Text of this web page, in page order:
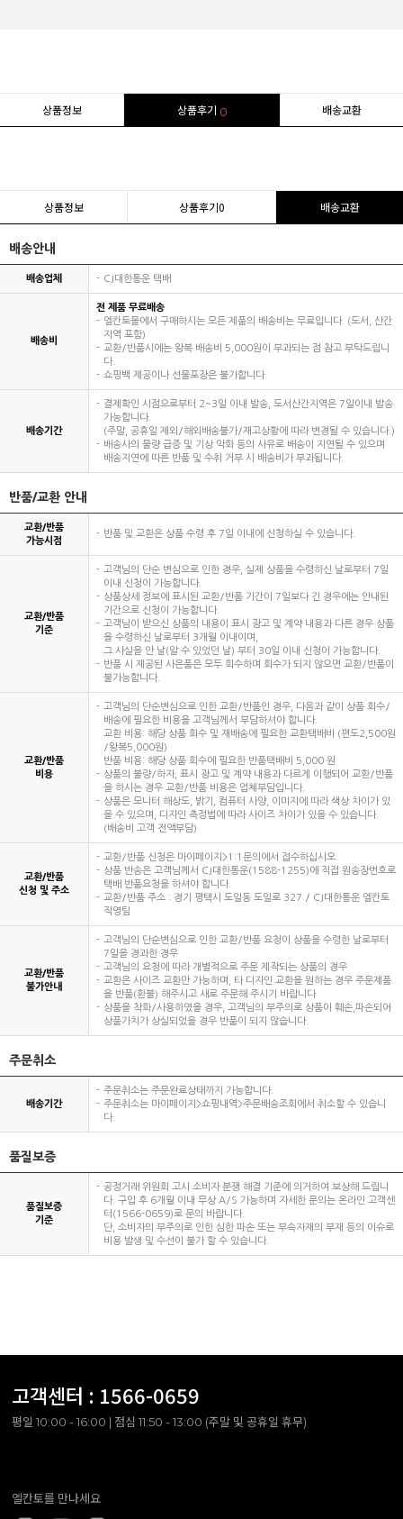
상품정보 상품후기 0 배송교환
상품정보 상품후기0 배송교환
배송안내
배송업체 CJ대한통운 택배
배송비
전 제품 무료배송
엘칸토몰에서 구매하시는 모든 제품의 배송비는 무료입니다. (도서, 산간
지역 포함)
교환/반품시에는 왕복 배송비 5,000원이 부과되는 점 참고 부탁드립니
다.
쇼핑백 제공이나 선물포장은 불가합니다.
배송기간
결제확인 시점으로부터 2~3일 이내 발송, 도서산간지역은 7일이내 발송
가능합니다.
(주말, 공휴일 제외/해외배송불가/재고상황에 따라 변경될 수 있습니다.)
배송사의 물량 급증 및 기상 악화 등의 사유로 배송이 지연될 수 있으며
배송지연에 따른 반품 및 수취 거부 시 배송비가 부과됩니다.
반품/교환 안내
교환/반품
가능시점
반품 및 교환은 상품 수령 후 7일 이내에 신청하실 수 있습니다.
교환/반품
기준
고객님의 단순 변심으로 인한 경우, 실제 상품을 수령하신 날로부터 7일
이내 신청이 가능합니다.
상품상세 정보에 표시된 교환/반품 기간이 7일보다 긴 경우에는 안내된
기간으로 신청이 가능합니다.
고객님이 받으신 상품의 내용이 표시 광고 및 계약 내용과 다른 경우 상품
을 수령하신 날로부터 3개월 이내이며,
그 사실을 안 날(알 수 있었던 날) 부터 30일 이내 신청이 가능합니다.
반품 시 제공된 사은품은 모두 회수하며 회수가 되지 않으면 교환/반품이
불가능합니다.
교환/반품
비용
고객님의 단순변심으로 인한 교환/반품인 경우, 다음과 같이 상품 회수/
배송에 필요한 비용을 고객님께서 부담하셔야 합니다.
교환 비용: 해당 상품 회수 및 재배송에 필요한 교환택배비 (편도2,500원
/왕복5,000원)
반품 비용: 해당 상품 회수에 필요한 반품택배비 5,000 원
상품의 불량/하자, 표시 광고 및 계약 내용과 다르게 이행되어 교환/반품
을 하시는 경우 교환/반품 비용은 업체부담입니다.
상품은 모니터 해상도, 밝기, 컴퓨터 사양, 이미지에 따라 색상 차이가 있
을 수 있으며, 디자인 측정법에 따라 사이즈 차이가 있을 수 있습니다.
(배송비 고객 전액부담)
교환/반품
신청 및 주소
교환/반품 신청은 마이페이지>1:1문의에서 접수하십시오.
상품 반송은 고객님께서 CJ대한통운(1588-1255)에 직접 원송장번호로
택배 반품요청을 하셔야 합니다.
교환/반품 주소 : 경기 평택시 도일동 도일로 327 / CJ대한통운 엘칸토
직영팀
교환/반품
불가안내
고객님의 단순변심으로 인한 교환/반품 요청이 상품을 수령한 날로부터
7일을 경과한 경우
고객님의 요청에 따라 개별적으로 주문 제작되는 상품의 경우
교환은 사이즈 교환만 가능하며, 타 디자인 교환을 원하는 경우 주문제품
을 반품(환불) 해주시고 새로 주문해 주시기 바랍니다
상품을 착화/사용하였을 경우, 고객님의 부주의로 상품이 훼손,파손되어
상품가치가 상실되었을 경우 반품이 되지 않습니다.
주문취소
배송기간
주문취소는 주문완료상태까지 가능합니다.
주문취소는 마이페이지>쇼핑내역>주문배송조회에서 취소할 수 있습니
다.
품질보증
품질보증
기준
공정거래 위원회 고시 소비자 분쟁 해결 기준에 의거하여 보상해 드립니
다. 구입 후 6개월 이내 무상 A/S 가능하며 자세한 문의는 온라인 고객센
터(1566-0659)로 문의 바랍니다.
단, 소비자의 부주의로 인한 심한 파손 또는 부속자재의 부재 등의 이슈로
비용 발생 및 수선이 불가 할 수 있습니다.
고객센터 : 1566-0659
평일 10:00 - 16:00 | 점심 11:50 - 13:00 (주말 및 공휴일 휴무)
엘칸토를 만나세요